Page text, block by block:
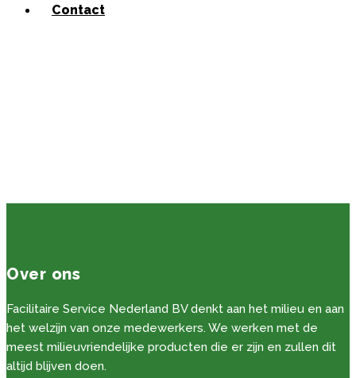
Contact
Over ons
Facilitaire Service Nederland BV denkt aan het milieu en aan
het welzijn van onze medewerkers. We werken met de
meest milieuvriendelijke producten die er zijn en zullen dit
altijd blijven doen.